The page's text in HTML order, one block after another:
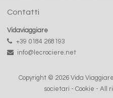
Contatti
Vidaviaggiare
+39 0184 268193
info@lecrociere.net
Copyright © 2026 Vida
societari - Cookie - All